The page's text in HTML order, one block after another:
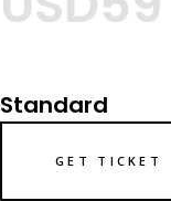
Standard
GET TICKET